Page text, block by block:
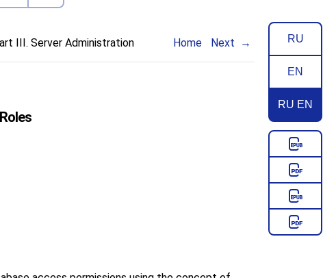
RU
EN
RU EN
III. Server Administration Home Next